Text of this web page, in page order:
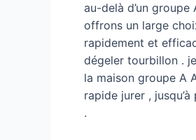
au-delà d’un
offrons un large
rapidement et
dégeler tourbillon .
la maison groupe A
rapide jurer ,
.